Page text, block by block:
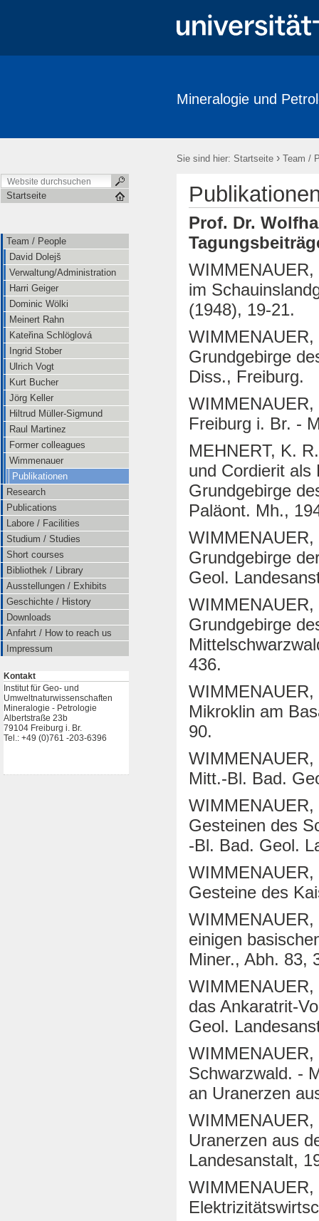
Geschichte / History Downloads
Mineralogie und
Sie sind hier: Startseite › Team /
Startseite
Team / People
David Dolejš
Verwaltung/Administration
Harri Geiger
Dominic Wölki
Meinert Rahn
Kateřina Schlöglová
Ingrid Stober
Ulrich Vogt
Kurt Bucher
Jörg Keller
Hiltrud Müller-Sigmund
Raul Martinez
Former colleagues
Wimmenauer
Publikationen
Research
Publications
Labore / Facilities
Studium / Studies
Short courses
Bibliothek / Library
Ausstellungen / Exhibits
Geschichte / History
Downloads
Anfahrt / How to reach us
Impressum
Kontakt
Institut für Geo- und
Umweltnaturwissenschaften
Mineralogie - Petrologie
Albertstraße 23b
79104 Freiburg i. Br.
Tel.: +49 (0)761 -203-6396
Prof. Dr.
WIMMENAUER,
im
(1948), 19-21.
Grundgebirge
Diss., Freiburg.
Freiburg i. Br. -
MEHNERT, K.
und Cordierit als
Grundgebirge
Paläont. Mh.,
Grundgebirge
Geol.
Grundgebirge
436.
WIMMENAUER,
Mikroklin am
90.
Mitt.-Bl. Bad.
Gesteinen des
-Bl. Bad. Geol.
WIMMENAUER,
Gesteine des
einigen
Miner., Abh. 83,
das Ankaratrit-
Geol.
Schwarzwald. -
an Uranerzen
Uranerzen aus
Landesanstalt,